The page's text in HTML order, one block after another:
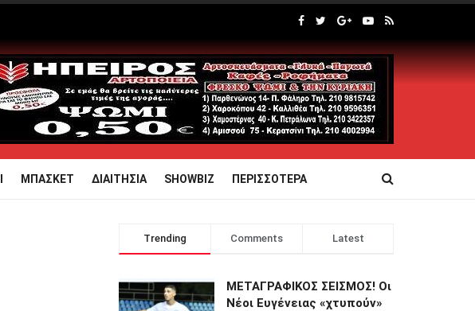
ΜΠΑΣΚΕΤ ΔΙΑΙΤΗΣΙΑ SHOWBIZ ΠΕΡΙΣΣΟΤΕΡΑ
Trending Comments Latest
ΜΕΤΑΓΡΑΦΙΚΟΣ ΣΕΙΣΜΟΣ! Οι
Νέοι Ευγένειας «χτυπούν»